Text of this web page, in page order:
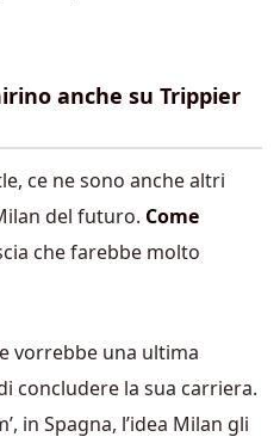
anche su Trippier
ce ne sono anche altri
del futuro. Come
che farebbe molto
vorrebbe una ultima
concludere la sua carriera.
in Spagna, l’idea Milan gli